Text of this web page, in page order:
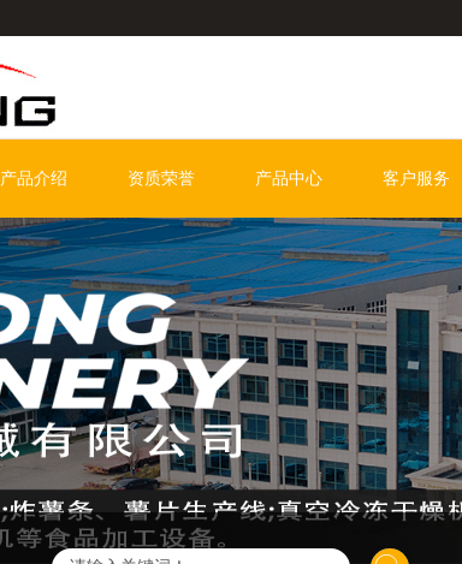
产品介绍 资质荣誉 产品中心 客户服务